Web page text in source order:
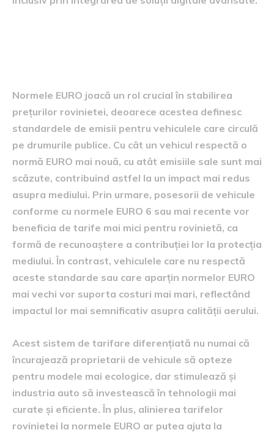
Normele EURO joacă un rol crucial în stabilirea
prețurilor rovinietei, deoarece acestea definesc
standardele de emisii pentru vehiculele care circulă
pe drumurile publice. Cu cât un vehicul respectă o
normă EURO mai nouă, cu atât emisiile sale sunt mai
scăzute, contribuind astfel la un impact mai redus
asupra mediului. Prin urmare, posesorii de vehicule
conforme cu normele EURO 6 sau mai recente vor
beneficia de tarife mai mici pentru rovinietă, ca
formă de recunoaștere a contribuției lor la protecția
mediului. În contrast, vehiculele care nu respectă
aceste standarde sau care aparțin normelor EURO
mai vechi vor suporta costuri mai mari, reflectând
impactul lor mai semnificativ asupra calității aerului.
Acest sistem de tarifare diferențiată nu numai că
încurajează proprietarii de vehicule să opteze
pentru modele mai ecologice, dar stimulează și
industria auto să investească în tehnologii mai
curate și eficiente. În plus, alinierea tarifelor
rovinietei la normele EURO ar putea ajuta la